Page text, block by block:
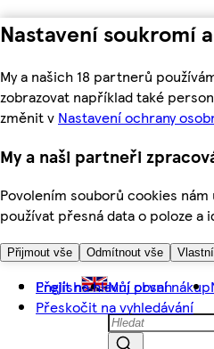
Nastavení soukromí
My a našich 18 partnerů
zobrazovat například také
změnit v Nastavení ochrany
My a naši partneři
Povolením souborů cookies
používat přesná data o poloze a
Přijmout vše Odmítnout vše
Přejít na hlavní obsah
Přeskočit na vyhledávání
English Můj první nákup